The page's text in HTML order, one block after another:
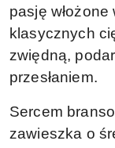
pasję
klasycznych
zwiędną,
przesłaniem.
Sercem
zawieszka o